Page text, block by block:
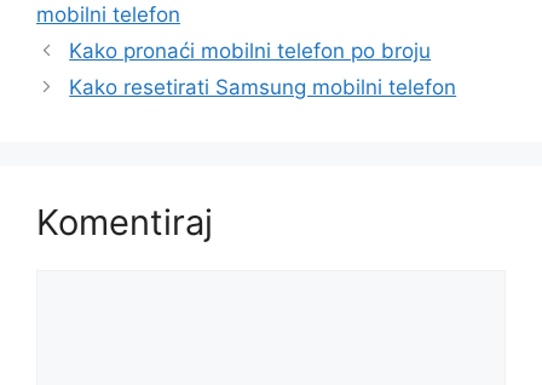
mobilni telefon
Kako pronaći mobilni telefon po broju
Kako resetirati Samsung mobilni telefon
Komentiraj